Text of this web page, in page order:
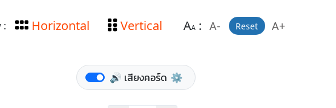
: Horizontal Vertical AA: A- Reset A+
🔊 เสียงคอร์ด ⚙️